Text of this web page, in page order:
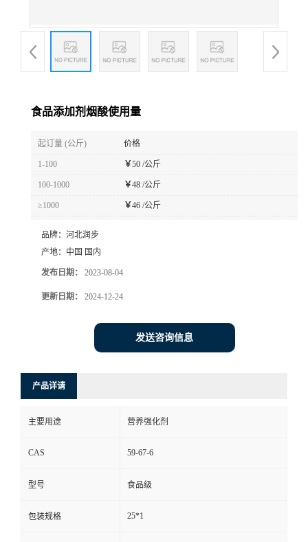
食品添加剂烟酸使用量
起订量 (公斤) 价格
1-100 ￥50 /公斤
100-1000 ￥48 /公斤
≥1000 ￥46 /公斤
品牌： 河北润步
产地： 中国 国内
发布日期： 2023-08-04
更新日期： 2024-12-24
发送咨询信息
产品详请
主要用途 营养强化剂
CAS 59-67-6
型号 食品级
包装规格 25*1